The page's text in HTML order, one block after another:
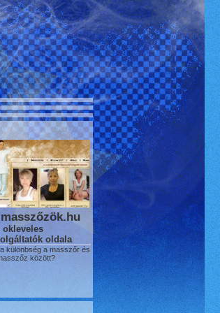
masszőzök.hu
okleveles
oldala
különbség a masszőr és
között?